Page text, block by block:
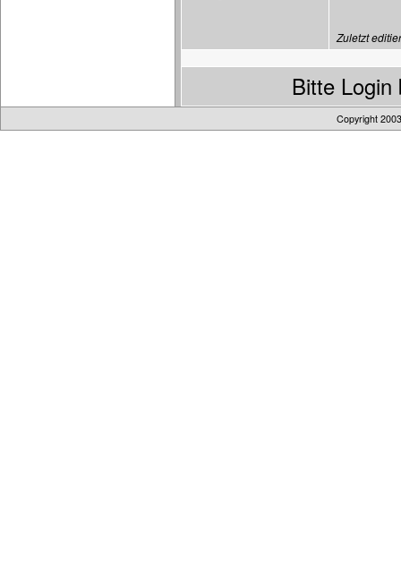
Zuletzt
Bitte Login
Copyright